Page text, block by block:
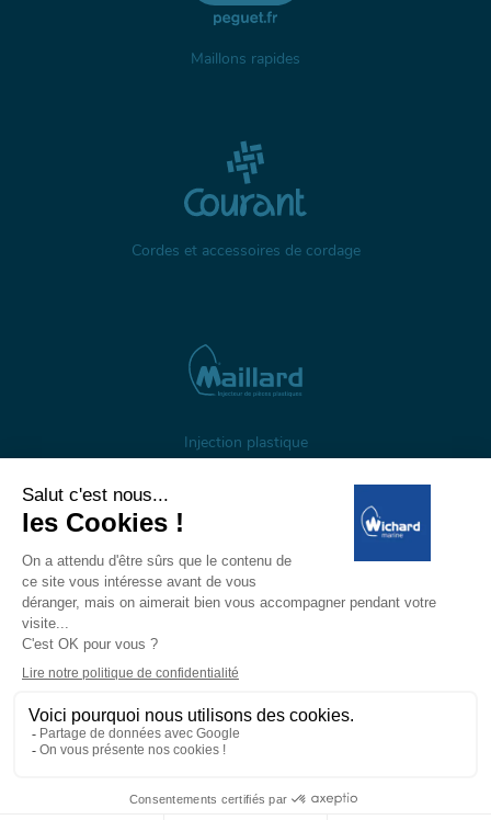
Maillons rapides
Cordes et accessoires de cordage
Injection plastique
À propos Gestion des cookies
Mentions légales
Données personnelles
Wichard, 1 ZI de Felet, CS 50085, 63307 Thiers, France
Tél: +33 (0)4 73 51 65 00 — E-mail:
© Wichard 2026—